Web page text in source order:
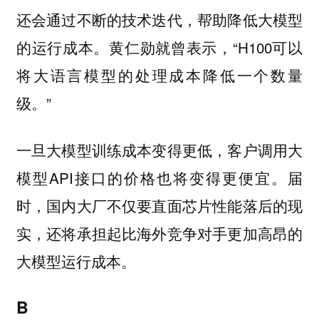
还会通过不断的技术迭代，帮助降低大模型
的运行成本。黄仁勋就曾表示，“H100可以
将大语言模型的处理成本降低一个数量
级。”
一旦大模型训练成本变得更低，客户调用大
模型API接口的价格也将变得更便宜。届
时，国内大厂不仅要直面芯片性能落后的现
实，还将承担起比海外竞争对手更加高昂的
大模型运行成本。
B